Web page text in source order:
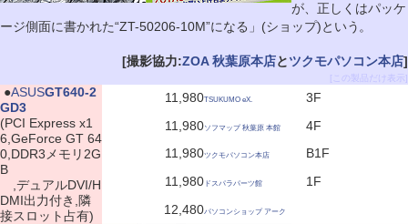
が、正しくはパッケ
ージ側面に書かれた“ZT-50206-10M”になる」(ショップ)という。
[撮影協力:ZOA 秋葉原本店とツクモパソコン本店]
[この製品だけ表示]
●ASUSGT640-2
GD3
(PCI Express x1
6,GeForce GT 64
0,DDR3メモリ2G
B
,デュアルDVI/H
DMI出力付き,隣
接スロット占有)
11,980TSUKUMO eX.
3F
11,980ソフマップ 秋葉原 本館
4F
11,980ツクモパソコン本店
B1F
11,980 ドスパラパーツ館
1F
12,480パソコンショップ アーク